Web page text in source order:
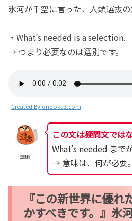
氷河が千空に言った、人類選抜の
・What’s needed is a selection.
→ つまり必要なのは選別です。
Created By ondoku3.com
達磨
この文は疑問文では
What’s needed まで
→ 意味は、何が必要。
『この新世界に優れ
かすべきです。』氷